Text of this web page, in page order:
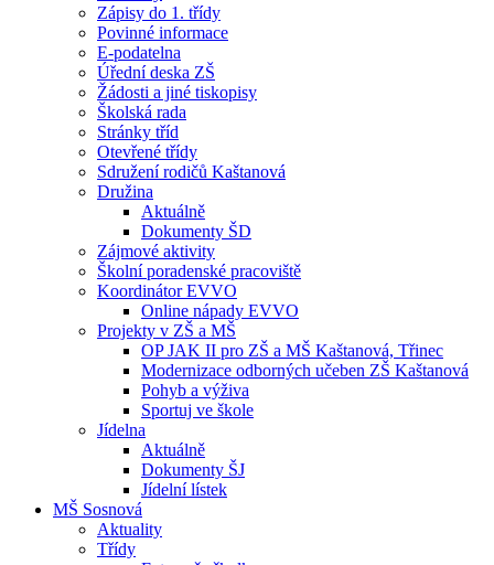
Zápisy do 1. třídy
Povinné informace
E-podatelna
Úřední deska ZŠ
Žádosti a jiné tiskopisy
Školská rada
Stránky tříd
Otevřené třídy
Sdružení rodičů Kaštanová
Družina
Aktuálně
Dokumenty ŠD
Zájmové aktivity
Školní poradenské pracoviště
Koordinátor EVVO
Online nápady EVVO
Projekty v ZŠ a MŠ
OP JAK II pro ZŠ a MŠ Kaštanová, Třinec
Modernizace odborných učeben ZŠ Kaštanová
Pohyb a výživa
Sportuj ve škole
Jídelna
Aktuálně
Dokumenty ŠJ
Jídelní lístek
MŠ Sosnová
Aktuality
Třídy